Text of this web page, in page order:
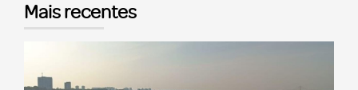
Mais recentes